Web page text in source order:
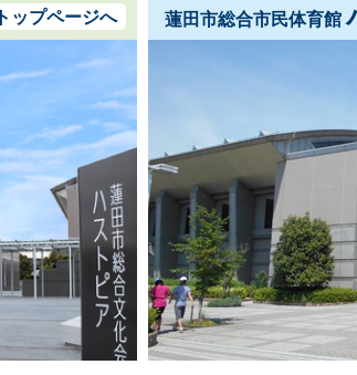
トップページへ 蓮田市総合市民体育館